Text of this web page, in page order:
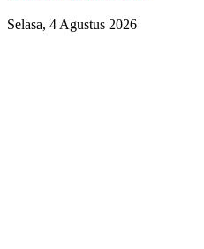
Selasa, 4 Agustus 2026